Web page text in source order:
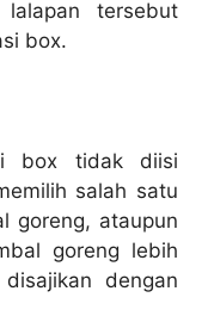
tersebut
box.
box tidak diisi
salah satu
goreng, ataupun
goreng lebih
dengan